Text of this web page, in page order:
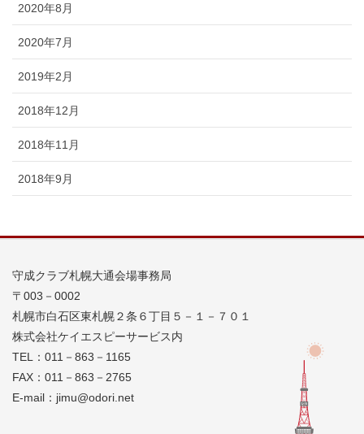
2020年8月
2020年7月
2019年2月
2018年12月
2018年11月
2018年9月
守成クラブ札幌大通会場事務局
〒003－0002
札幌市白石区東札幌２条６丁目５－１－７０１
株式会社ケイエスピーサービス内
TEL：011－863－1165
FAX：011－863－2765
E-mail：jimu@odori.net